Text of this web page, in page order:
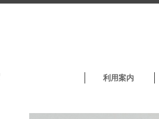
利用案内